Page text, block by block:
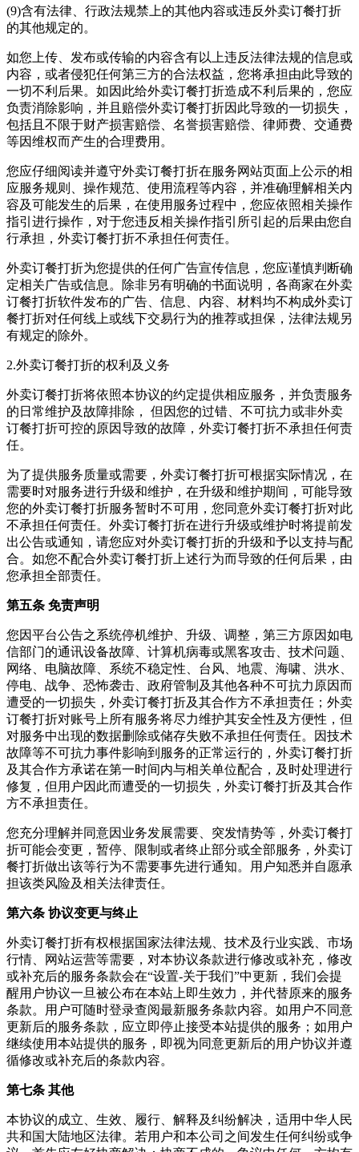
(9)含有法律、行政法规禁上的其他内容或违反外卖订餐打折
的其他规定的。
如您上传、发布或传输的内容含有以上违反法律法规的信息或
内容，或者侵犯任何第三方的合法权益，您将承担由此导致的
一切不利后果。如因此给外卖订餐打折造成不利后果的，您应
负责消除影响，并且赔偿外卖订餐打折因此导致的一切损失，
包括且不限于财产损害赔偿、名誉损害赔偿、律师费、交通费
等因维权而产生的合理费用。
您应仔细阅读并遵守外卖订餐打折在服务网站页面上公示的相
应服务规则、操作规范、使用流程等内容，并准确理解相关内
容及可能发生的后果，在使用服务过程中，您应依照相关操作
指引进行操作，对于您违反相关操作指引所引起的后果由您自
行承担， 外卖订餐打折不承担任何责任。
外卖订餐打折为您提供的任何广告宣传信息，您应谨慎判断确
定相关广告或信息。除非另有明确的书面说明，各商家在外卖
订餐打折软件发布的广告、信息、内容、材料均不构成外卖订
餐打折对任何线上或线下交易行为的推荐或担保，法律法规另
有规定的除外。
2.外卖订餐打折的权利及义务
外卖订餐打折将依照本协议的约定提供相应服务，并负责服务
的日常维护及故障排除， 但因您的过错、不可抗力或非外卖
订餐打折可控的原因导致的故障， 外卖订餐打折不承担任何责
任。
为了提供服务质量或需要， 外卖订餐打折可根据实际情况，在
需要时对服务进行升级和维护，在升级和维护期间，可能导致
您的外卖订餐打折服务暂时不可用，您同意外卖订餐打折对此
不承担任何责任。 外卖订餐打折在进行升级或维护时将提前发
出公告或通知，请您应对外卖订餐打折的升级和予以支持与配
合。如您不配合外卖订餐打折 上述行为而导致的任何后果，由
您承担全部责任。
第五条 免责声明
您因平台公告之系统停机维护、升级、调整，第三方原因如电
信部门的通讯设备故障、计算机病毒或黑客攻击、技术问题、
网络、电脑故障、系统不稳定性、台风、地震、海啸、洪水、
停电、战争、恐怖袭击、政府管制及其他各种不可抗力原因而
遭受的一切损失， 外卖订餐打折及其合作方不承担责任； 外卖
订餐打折对账号上所有服务将尽力维护其安全性及方便性，但
对服务中出现的数据删除或储存失败不承担任何责任。因技术
故障等不可抗力事件影响到服务的正常运行的， 外卖订餐打折
及其合作方承诺在第一时间内与相关单位配合，及时处理进行
修复，但用户因此而遭受的一切损失， 外卖订餐打折及其合作
方不承担责任。
您充分理解并同意因业务发展需要、突发情势等， 外卖订餐打
折可能会变更，暂停、限制或者终止部分或全部服务， 外卖订
餐打折做出该等行为不需要事先进行通知。用户知悉并自愿承
担该类风险及相关法律责任。
第六条 协议变更与终止
外卖订餐打折有权根据国家法律法规、技术及行业实践、市场
行情、网站运营等需要，对本协议条款进行修改或补充，修改
或补充后的服务条款会在“设置-关于我们”中更新，我们会提
醒用户协议一旦被公布在本站上即生效力，并代替原来的服务
条款。用户可随时登录查阅最新服务条款内容。如用户不同意
更新后的服务条款，应立即停止接受本站提供的服务；如用户
继续使用本站提供的服务，即视为同意更新后的用户协议并遵
循修改或补充后的条款内容。
第七条 其他
本协议的成立、生效、履行、解释及纠纷解决，适用中华人民
共和国大陆地区法律。若用户和本公司之间发生任何纠纷或争